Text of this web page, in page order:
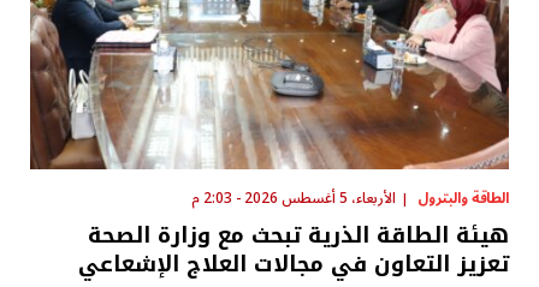
الطاقة والبترول الأربعاء، 5 أغسطس 2026 - 2:03 م
هيئة الطاقة الذرية تبحث مع وزارة الصحة
تعزيز التعاون في مجالات العلاج الإشعاعي